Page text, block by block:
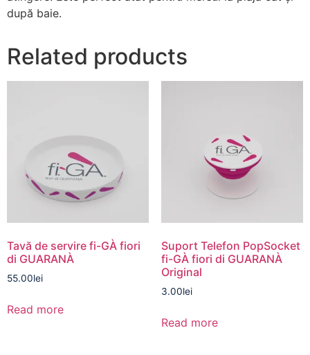
după baie.
Related products
Tavă de servire fi-GÀ fiori
di GUARANÀ
55.00lei
Read more
Suport Telefon PopSocket
fi-GÀ fiori di GUARANÀ
Original
3.00lei
Read more